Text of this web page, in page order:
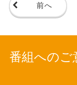
前へ
番組へのご